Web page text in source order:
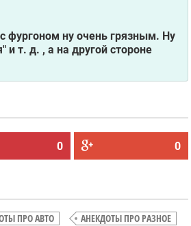
фургоном ну очень грязным. Ну
и т. д. , а на другой стороне
0 0
ПРО АВТО
АНЕКДОТЫ ПРО РАЗНОЕ